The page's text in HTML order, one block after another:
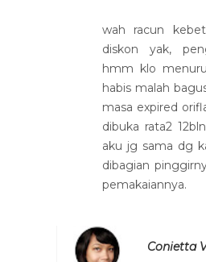
wah racun
diskon yak,
hmm klo
habis malah
masa expired
dibuka rata2
aku jg sama dg
dibagian
pemakaiannya.
Conietta